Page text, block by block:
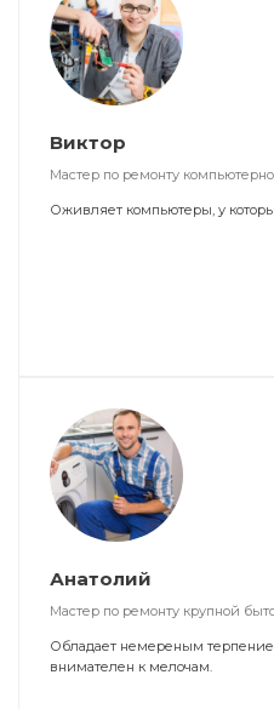
Виктор
Мастер по ремонту
Оживляет компьютеры, у
Анатолий
Мастер по ремонту крупной
Обладает немереным
внимателен к мелочам.